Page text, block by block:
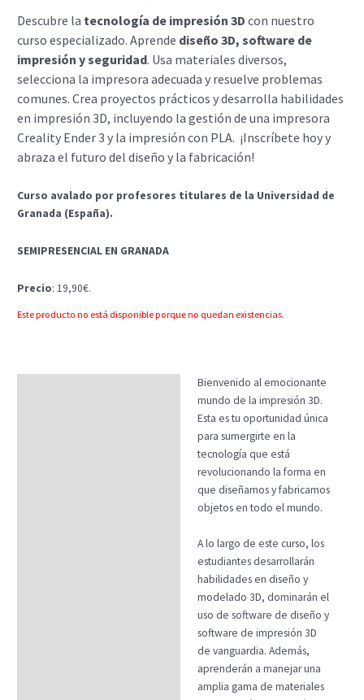
Descubre la tecnología de impresión 3D con nuestro
curso especializado. Aprende diseño 3D, software de
impresión y seguridad. Usa materiales diversos,
selecciona la impresora adecuada y resuelve problemas
comunes. Crea proyectos prácticos y desarrolla habilidades
en impresión 3D, incluyendo la gestión de una impresora
Creality Ender 3 y la impresión con PLA. ¡Inscríbete hoy y
abraza el futuro del diseño y la fabricación!
Curso avalado por profesores titulares de la Universidad de
Granada (España).
SEMIPRESENCIAL EN GRANADA
Precio: 19,90€.
Este producto no está disponible porque no quedan existencias.
Bienvenido al emocionante
mundo de la impresión 3D.
Esta es tu oportunidad única
para sumergirte en la
tecnología que está
revolucionando la forma en
que diseñamos y fabricamos
objetos en todo el mundo.
A lo largo de este curso, los
estudiantes desarrollarán
habilidades en diseño y
modelado 3D, dominarán el
uso de software de diseño y
software de impresión 3D
de vanguardia. Además,
aprenderán a manejar una
amplia gama de materiales